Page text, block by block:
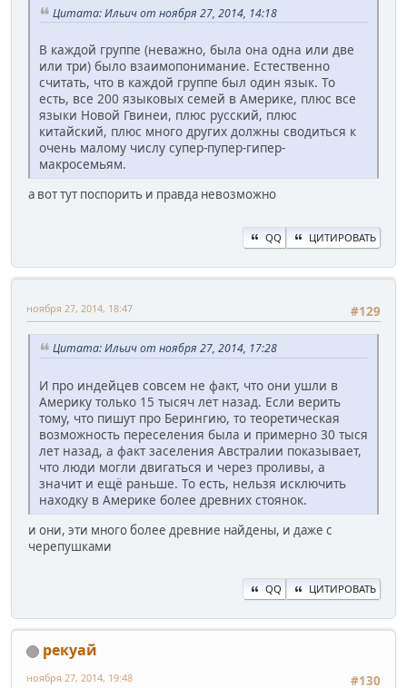
Цитата: Ильич от ноября 27, 2014, 14:18
В каждой группе (неважно, была она одна или две
или три) было взаимопонимание. Естественно
считать, что в каждой группе был один язык. То
есть, все 200 языковых семей в Америке, плюс все
языки Новой Гвинеи, плюс русский, плюс
китайский, плюс много других должны сводиться к
очень малому числу супер-пупер-гипер-
макросемьям.
а вот тут поспорить и правда невозможно
QQ ЦИТИРОВАТЬ
#129
ноября 27, 2014, 18:47
Цитата: Ильич от ноября 27, 2014, 17:28
И про индейцев совсем не факт, что они ушли в
Америку только 15 тысяч лет назад. Если верить
тому, что пишут про Берингию, то теоретическая
возможность переселения была и примерно 30 тыся
лет назад, а факт заселения Австралии показывает,
что люди могли двигаться и через проливы, а
значит и ещё раньше. То есть, нельзя исключить
находку в Америке более древних стоянок.
и они, эти много более древние найдены, и даже с
черепушками
QQ ЦИТИРОВАТЬ
рекуай
#130
ноября 27, 2014, 19:48